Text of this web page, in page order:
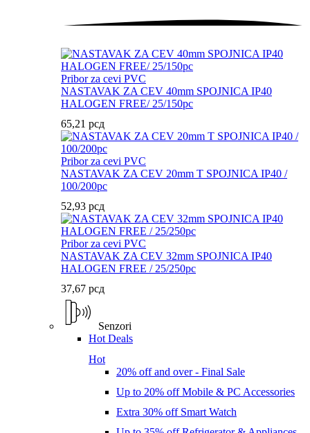
Pribor za cevi PVC
NASTAVAK ZA CEV 40mm SPOJNICA IP40
HALOGEN FREE/ 25/150pc
65,21 рсд
Pribor za cevi PVC
NASTAVAK ZA CEV 20mm T SPOJNICA IP40 /
100/200pc
52,93 рсд
Pribor za cevi PVC
NASTAVAK ZA CEV 32mm SPOJNICA IP40
HALOGEN FREE / 25/250pc
37,67 рсд
Senzori
Hot Deals
Hot
20% off and over - Final Sale
Up to 20% off Mobile & PC Accessories
Extra 30% off Smart Watch